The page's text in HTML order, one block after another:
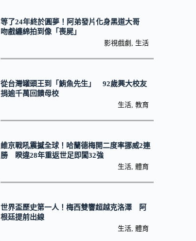
等了24年終於圓夢！阿弟發片化身黑道大哥
吻戲纏綿拍到像「喪屍」
影視戲劇 , 生活
從台灣罐頭王到「鮪魚先生」 92歲興大校友
捐逾千萬回饋母校
生活, 教育
維京戰吼震撼全球！哈蘭德梅開二度率挪威2連
勝 睽違28年重返世足即闖32強
生活, 體育
世界盃歷史第一人！梅西雙響超越克洛澤 阿
根廷提前出線
生活, 體育